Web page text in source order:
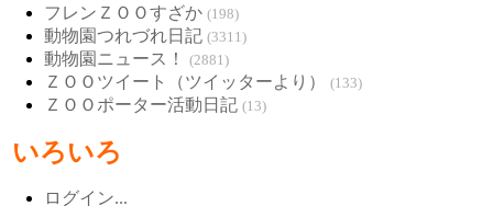
フレンＺＯＯすざか (198)
動物園つれづれ日記 (3311)
動物園ニュース！ (2881)
ＺＯＯツイート（ツイッターより） (133)
ＺＯＯポーター活動日記 (13)
いろいろ
ログイン...